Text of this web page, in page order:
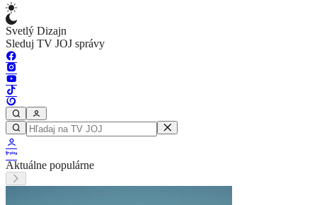
Svetlý Dizajn
Sleduj TV JOJ správy
Aktuálne populárne